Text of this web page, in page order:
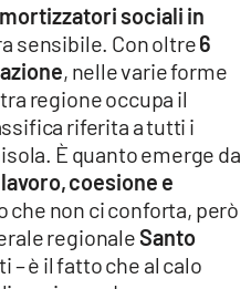
sociali in
sensibile. Con oltre6
, nelle varie forme
regione occupa il
riferita a tutti i
È quanto emerge da
coesione e
che non ci conforta, però
regionaleSanto
– è il fatto che al calo